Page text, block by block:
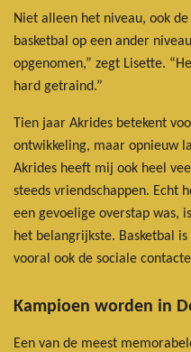
Niet alleen het niveau, ook
basketbal op een ander
opgenomen,” zegt Lisette.
hard getraind.”
Tien jaar Akrides betekent
ontwikkeling, maar opnieuw
Akrides heeft mij ook heel
steeds vriendschappen. Echt
een gevoelige overstap was,
het belangrijkste. Basketbal
vooral ook de sociale
Kampioen worden in
Een van de meest